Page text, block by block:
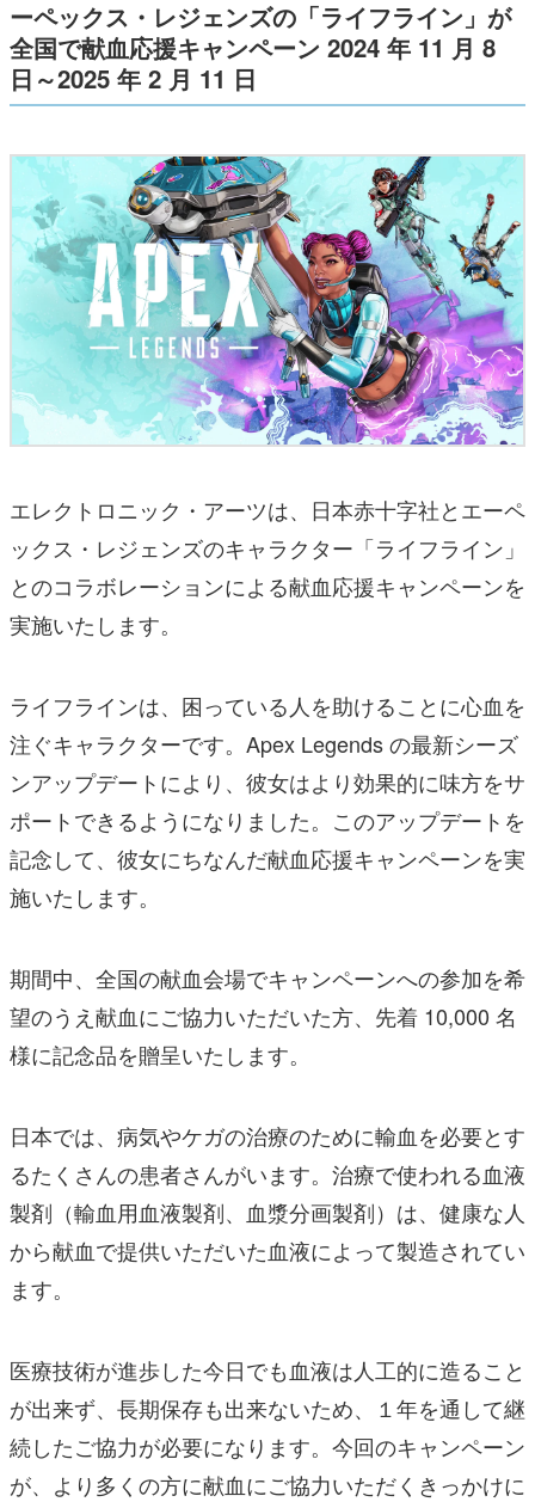
ーペックス・レジェンズの「ライフライン」が
全国で献血応援キャンペーン 2024 年 11 月 8
日～2025 年 2 月 11 日
エレクトロニック・アーツは、日本赤十字社とエーペ
ックス・レジェンズのキャラクター「ライフライン」
とのコラボレーションによる献血応援キャンペーンを
実施いたします。
ライフラインは、困っている人を助けることに心血を
注ぐキャラクターです。Apex Legends の最新シーズ
ンアップデートにより、彼女はより効果的に味方をサ
ポートできるようになりました。このアップデートを
記念して、彼女にちなんだ献血応援キャンペーンを実
施いたします。
期間中、全国の献血会場でキャンペーンへの参加を希
望のうえ献血にご協力いただいた方、先着 10,000 名
様に記念品を贈呈いたします。
日本では、病気やケガの治療のために輸血を必要とす
るたくさんの患者さんがいます。治療で使われる血液
製剤（輸血用血液製剤、血漿分画製剤）は、健康な人
から献血で提供いただいた血液によって製造されてい
ます。
医療技術が進歩した今日でも血液は人工的に造ること
が出来ず、長期保存も出来ないため、１年を通して継
続したご協力が必要になります。今回のキャンペーン
が、より多くの方に献血にご協力いただくきっかけに